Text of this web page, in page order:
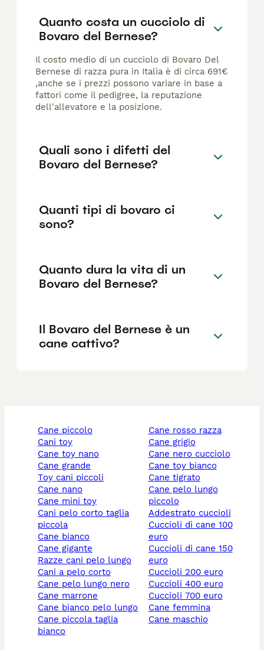
Quanto costa un cucciolo di
Bovaro del Bernese?
Il costo medio di un cucciolo di Bovaro Del
Bernese di razza pura in Italia è di circa 691€
,anche se i prezzi possono variare in base a
fattori come il pedigree, la reputazione
dell'allevatore e la posizione.
Quali sono i difetti del
Bovaro del Bernese?
Quanti tipi di bovaro ci
sono?
Quanto dura la vita di un
Bovaro del Bernese?
Il Bovaro del Bernese è un
cane cattivo?
cane piccolo
cani toy
cane toy nano
cane grande
toy cani piccoli
cane nano
cane mini toy
cani pelo corto taglia
piccola
cane bianco
cane gigante
razze cani pelo lungo
cani a pelo corto
cane pelo lungo nero
cane marrone
cane bianco pelo lungo
cane piccola taglia
bianco
cane rosso razza
cane grigio
cane nero cucciolo
cane toy bianco
cane tigrato
cane pelo lungo
piccolo
addestrato cuccioli
cuccioli di cane 100
euro
cuccioli di cane 150
euro
cuccioli 200 euro
cuccioli 400 euro
cuccioli 700 euro
cane femmina
cane maschio